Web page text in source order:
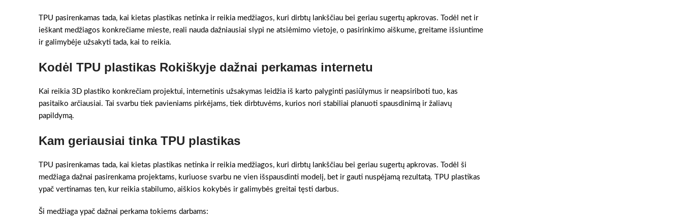
TPU pasirenkamas tada, kai kietas plastikas netinka ir reikia medžiagos, kuri dirbtų lankščiau bei geriau sugertų apkrovas. Todėl net ir
ieškant medžiagos konkrečiame mieste, reali nauda dažniausiai slypi ne atsiėmimo vietoje, o pasirinkimo aiškume, greitame išsiuntime
ir galimybėje užsakyti tada, kai to reikia.
Kodėl TPU plastikas Rokiškyje dažnai perkamas internetu
Kai reikia 3D plastiko konkrečiam projektui, internetinis užsakymas leidžia iš karto palyginti pasiūlymus ir neapsiriboti tuo, kas
pasitaiko arčiausiai. Tai svarbu tiek pavieniams pirkėjams, tiek dirbtuvėms, kurios nori stabiliai planuoti spausdinimą ir žaliavų
papildymą.
Kam geriausiai tinka TPU plastikas
TPU pasirenkamas tada, kai kietas plastikas netinka ir reikia medžiagos, kuri dirbtų lankščiau bei geriau sugertų apkrovas. Todėl ši
medžiaga dažnai pasirenkama projektams, kuriuose svarbu ne vien išspausdinti modelį, bet ir gauti nuspėjamą rezultatą. TPU plastikas
ypač vertinamas ten, kur reikia stabilumo, aiškios kokybės ir galimybės greitai tęsti darbus.
Ši medžiaga ypač dažnai perkama tokiems darbams: